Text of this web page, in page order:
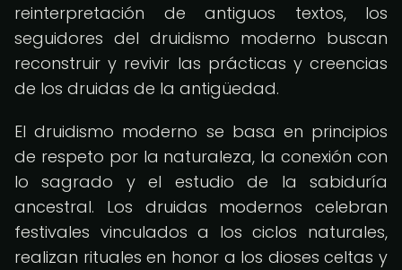
reinterpretación de antiguos textos, los
seguidores del druidismo moderno buscan
reconstruir y revivir las prácticas y creencias
de los druidas de la antigüedad.
El druidismo moderno se basa en principios
de respeto por la naturaleza, la conexión con
lo sagrado y el estudio de la sabiduría
ancestral. Los druidas modernos celebran
festivales vinculados a los ciclos naturales,
realizan rituales en honor a los dioses celtas y